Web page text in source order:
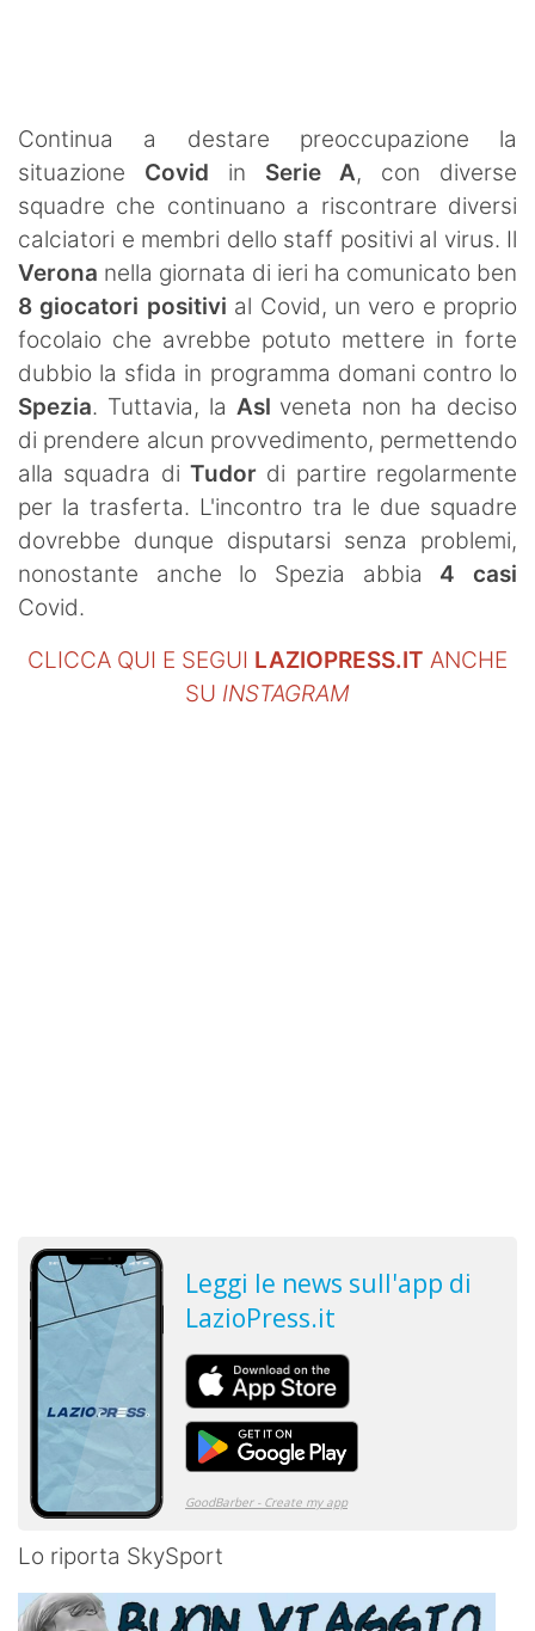
Continua a destare preoccupazione la
situazione Covid in Serie A, con diverse
squadre che continuano a riscontrare diversi
calciatori e membri dello staff positivi al virus. Il
Verona nella giornata di ieri ha comunicato ben
8 giocatori positivi al Covid, un vero e proprio
focolaio che avrebbe potuto mettere in forte
dubbio la sfida in programma domani contro lo
Spezia. Tuttavia, la Asl veneta non ha deciso
di prendere alcun provvedimento, permettendo
alla squadra di Tudor di partire regolarmente
per la trasferta. L'incontro tra le due squadre
dovrebbe dunque disputarsi senza problemi,
nonostante anche lo Spezia abbia 4 casi
Covid.
CLICCA QUI E SEGUI LAZIOPRESS.IT ANCHE
SU INSTAGRAM
Lo riporta SkySport